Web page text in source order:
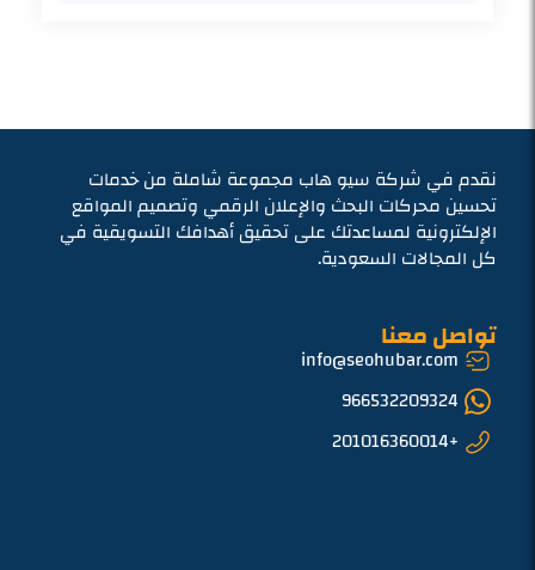
نقدم في شركة سيو هاب مجموعة شاملة من خدمات
تحسين محركات البحث والإعلان الرقمي وتصميم المواقع
الإلكترونية لمساعدتك على تحقيق أهدافك التسويقية في
كل المجالات السعودية.
تواصل معنا
info@seohubar.com
966532209324
+201016360014